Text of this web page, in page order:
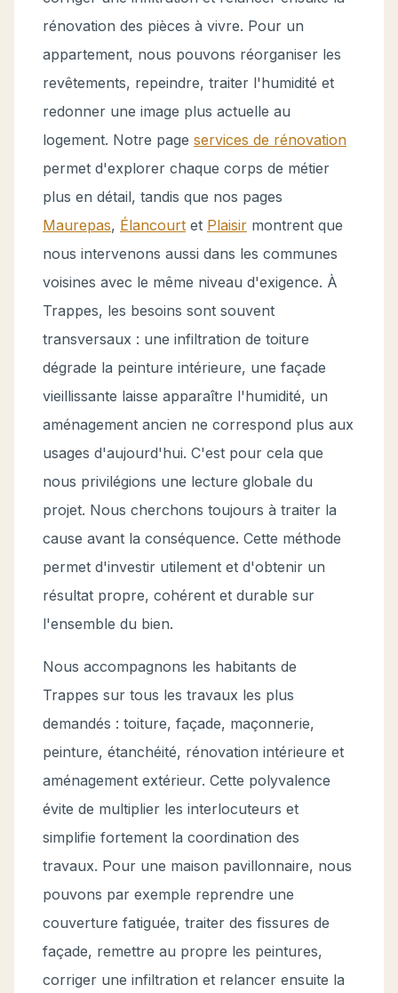
rénovation des pièces à vivre. Pour un
appartement, nous pouvons réorganiser les
revêtements, repeindre, traiter l'humidité et
redonner une image plus actuelle au
logement. Notre page services de rénovation
permet d'explorer chaque corps de métier
plus en détail, tandis que nos pages
Maurepas, Élancourt et Plaisir montrent que
nous intervenons aussi dans les communes
voisines avec le même niveau d'exigence. À
Trappes, les besoins sont souvent
transversaux : une infiltration de toiture
dégrade la peinture intérieure, une façade
vieillissante laisse apparaître l'humidité, un
aménagement ancien ne correspond plus aux
usages d'aujourd'hui. C'est pour cela que
nous privilégions une lecture globale du
projet. Nous cherchons toujours à traiter la
cause avant la conséquence. Cette méthode
permet d'investir utilement et d'obtenir un
résultat propre, cohérent et durable sur
l'ensemble du bien.
Nous accompagnons les habitants de
Trappes sur tous les travaux les plus
demandés : toiture, façade, maçonnerie,
peinture, étanchéité, rénovation intérieure et
aménagement extérieur. Cette polyvalence
évite de multiplier les interlocuteurs et
simplifie fortement la coordination des
travaux. Pour une maison pavillonnaire, nous
pouvons par exemple reprendre une
couverture fatiguée, traiter des fissures de
façade, remettre au propre les peintures,
corriger une infiltration et relancer ensuite la